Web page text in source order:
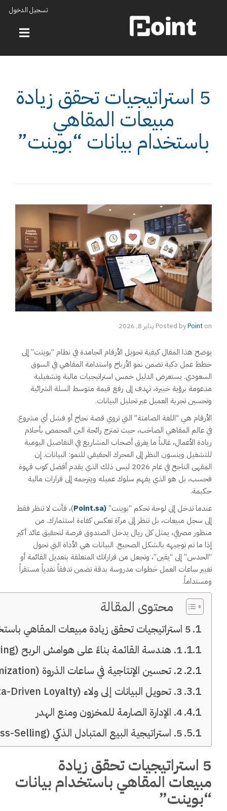
تسجيل الدخول
5 استراتيجيات تحقق زيادة
مبيعات المقاهي
باستخدام بيانات “بوينت”
Posted byPoint on يناير 8, 2026
يوضح هذا المقال كيفية تحويل الأرقام الجامدة في نظام “بوينت” إلى
خطط عمل ذكية تضمن نمو الأرباح واستدامة المقاهي في السوق
السعودي. يستعرض الدليل خمس استراتيجيات مالية وتشغيلية
مدعومة برؤية خبيرة، تهدف إلى رفع قيمة متوسط السلة الشرائية
وتحسين تجربة العميل عبر تحليل البيانات.
الأرقام هي “اللغة الصامتة” التي تروي قصة نجاح أو فشل أي مشروع.
في عالم المقاهي الصاخب، حيث تمتزج رائحة البن المحمص بأحلام
ريادة الأعمال، غالباً ما يغرق أصحاب المشاريع في التفاصيل اليومية
للتشغيل وينسون النظر إلى المحرك الحقيقي للنمو: البيانات. إن
المقهى الناجح في عام 2026 ليس ذلك الذي يقدم أفضل كوب قهوة
فحسب، بل هو الذي يفهم سلوك عميله ويترجمه إلى قرارات مالية
حكيمة.
عندما تدخل إلى لوحة تحكم “بوينت”(Point.sa
)، فأنت لا تنظر فقط
إلى سجل مبيعات، بل تنظر إلى مرآة تعكس كفاءة استثمارك. من
منظور مصرفي، يمثل كل ريال يدخل الصندوق فرصة لتحقيق عائد أكبر
إذا ما تم توجيهه بالشكل الصحيح. البيانات هي الأداة التي تحول
“الحدس” إلى “يقين”، وتجعل من قراراتك المتعلقة بتعديل القائمة أو
تغيير ساعات العمل خطوات مدروسة بدقة تضمن تدفقاً نقدياً مستقراً
ومستداماً.
محتوى المقالة
5 استراتيجيات تحقق زيادة مبيعات المقاهي باستخدام بيانات “بوينت”
1. هندسة القائمة بناءً على هوامش الربح (Menu Engineering)
2. تحسين الإنتاجية في ساعات الذروة (Peak Hour Optimization)
3. تحويل البيانات إلى ولاء (Data-Driven Loyalty)
4. الإدارة الصارمة للمخزون ومنع الهدر
5. استراتيجية البيع المتبادل الذكي (Smart Cross-Selling)
5 استراتيجيات تحقق زيادة
مبيعات المقاهي باستخدام بيانات
“بوينت”